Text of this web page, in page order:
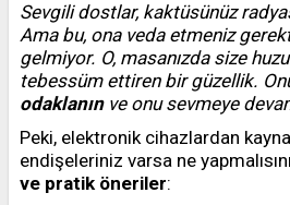
Sevgili dostlar, kaktüsünüz
Ama bu, ona veda etmeniz
gelmiyor. O, masanızda size
tebessüm ettiren bir güzellik.
odaklanınve onu sevmeye
Peki, elektronik cihazlardan
endişeleriniz varsa ne
ve pratik öneriler: